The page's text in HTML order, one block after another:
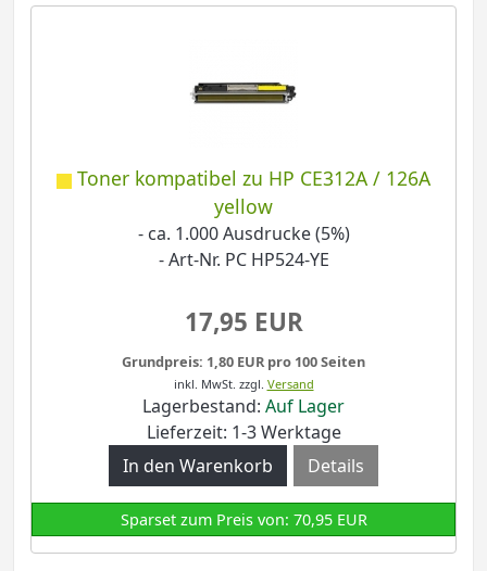
Toner kompatibel zu HP CE312A / 126A
yellow
- ca. 1.000 Ausdrucke (5%)
- Art-Nr. PC HP524-YE
17,95 EUR
Grundpreis: 1,80 EUR pro 100 Seiten
inkl. MwSt. zzgl. Versand
Lagerbestand: Auf Lager
Lieferzeit: 1-3 Werktage
Details
Sparset zum Preis von: 70,95 EUR